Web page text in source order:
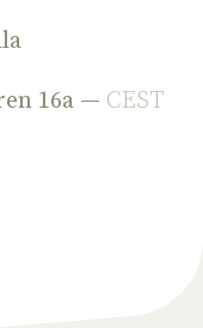
16a — CEST